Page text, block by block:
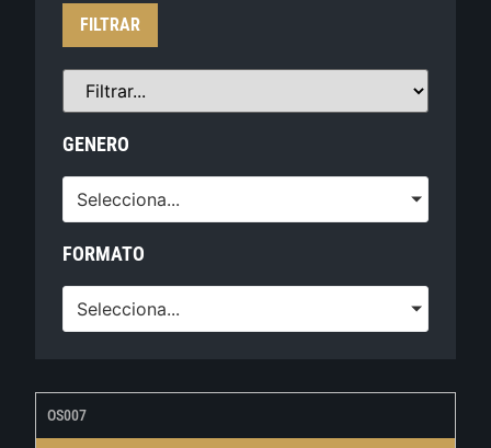
FILTRAR
GENERO
Selecciona...
FORMATO
Selecciona...
OS007